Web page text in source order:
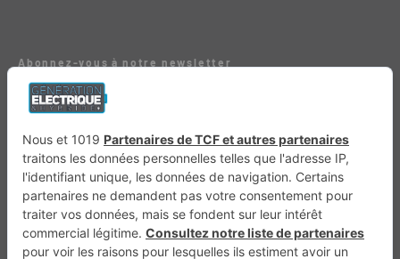
Abonnez-vous à notre newsletter
E-mail*